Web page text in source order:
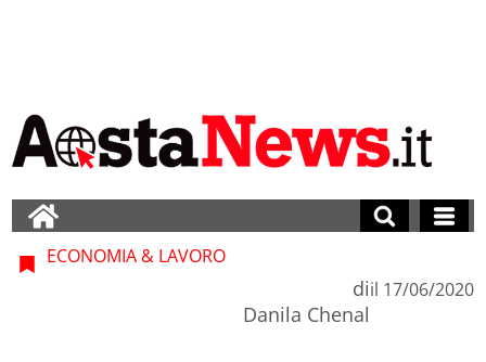
ECONOMIA & LAVORO
di
Danila Chenal
il 17/06/2020